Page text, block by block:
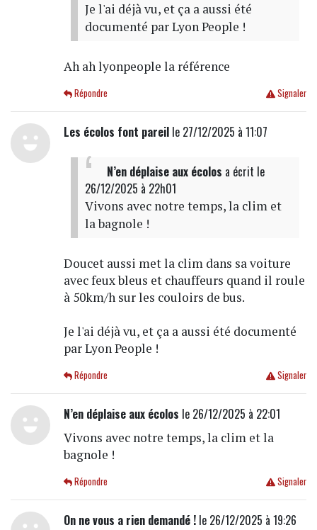
Je l'ai déjà vu, et ça a aussi été
documenté par Lyon People !
Ah ah lyonpeople la référence
Signaler
Répondre
Les écolos font pareille 27/12/2025 à 11:07
N’en déplaise aux écolos a écrit le
26/12/2025 à 22h01
Vivons avec notre temps, la clim et
la bagnole !
Doucet aussi met la clim dans sa voiture
avec feux bleus et chauffeurs quand il roule
à 50km/h sur les couloirs de bus.
Je l'ai déjà vu, et ça a aussi été documenté
par Lyon People !
Signaler
Répondre
N’en déplaise aux écolos le 26/12/2025 à 22:01
Vivons avec notre temps, la clim et la
bagnole !
Signaler
Répondre
On ne vous a rien demandé !le 26/12/2025 à 19:26